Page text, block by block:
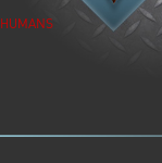
HUMANS